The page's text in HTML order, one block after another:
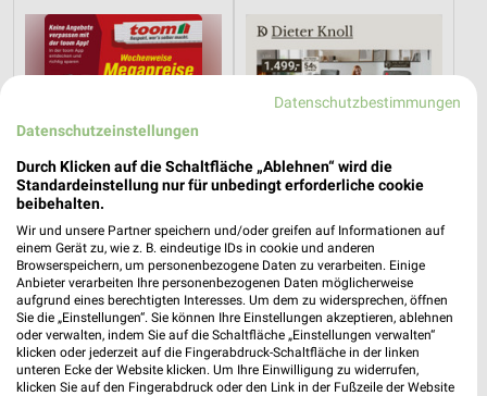
9,4 km
Angebote ab 01.08.
Noch morgen gültig
23,9 km
Dieter Knoll
Gültig bis Fr. 14.08.
Datenschutzbestimmungen
Datenschutzeinstellungen
Durch Klicken auf die Schaltfläche „Ablehnen“ wird die
Standardeinstellung nur für unbedingt erforderliche cookie
beibehalten.
Wir und unsere Partner speichern und/oder greifen auf Informationen auf
einem Gerät zu, wie z. B. eindeutige IDs in cookie und anderen
Browserspeichern, um personenbezogene Daten zu verarbeiten. Einige
Anbieter verarbeiten Ihre personenbezogenen Daten möglicherweise
aufgrund eines berechtigten Interesses. Um dem zu widersprechen, öffnen
Sie die „Einstellungen“. Sie können Ihre Einstellungen akzeptieren, ablehnen
oder verwalten, indem Sie auf die Schaltfläche „Einstellungen verwalten“
klicken oder jederzeit auf die Fingerabdruck-Schaltfläche in der linken
unteren Ecke der Website klicken. Um Ihre Einwilligung zu widerrufen,
klicken Sie auf den Fingerabdruck oder den Link in der Fußzeile der Website